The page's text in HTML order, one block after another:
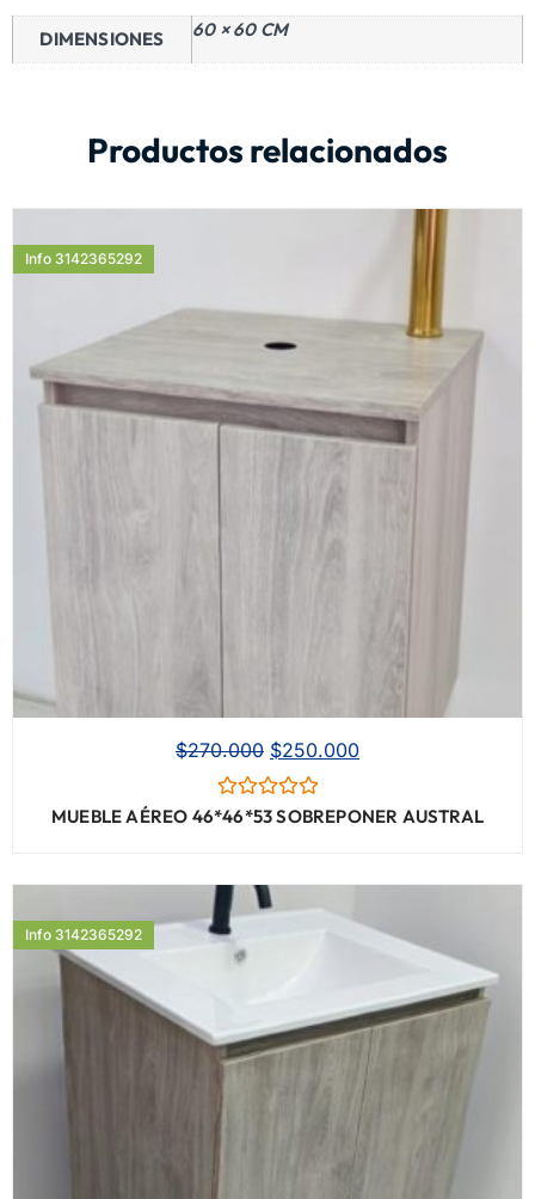
DIMENSIONES 60 × 60 CM
Productos relacionados
Info 3142365292
$270.000 $250.000
Valorado
con
5
MUEBLE AÉREO 46*46*53 SOBREPONER AUSTRAL
Info 3142365292